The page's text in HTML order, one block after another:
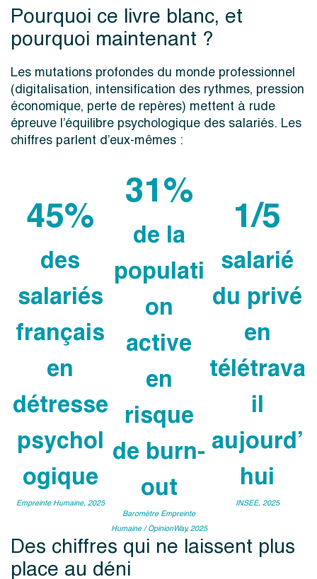
Pourquoi ce livre blanc, et
pourquoi maintenant ?
Les mutations profondes du monde professionnel
(digitalisation, intensification des rythmes, pression
économique, perte de repères) mettent à rude
épreuve l’équilibre psychologique des salariés. Les
chiffres parlent d’eux-mêmes :
45%
des
salariés
français
en
détresse
psychol
ogique
Empreinte Humaine, 2025
31%
de la
populati
on
active
en
risque
de burn-
out
Baromètre Empreinte
Humaine / OpinionWay, 2025
1/5
salarié
du privé
en
télétrava
il
aujourd’
hui
INSEE, 2025
Des chiffres qui ne laissent plus
place au déni